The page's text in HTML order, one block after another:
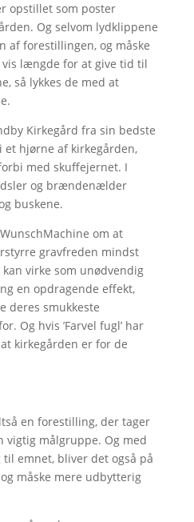
opstillet som poster
Og selvom lydklippene
af forestillingen, og måske
længde for at give tid til
så lykkes de med at
Kirkegård fra sin bedste
et hjørne af kirkegården,
med skuffejernet. I
og brændenælder
buskene.
om at
gravfreden mindst
virke som unødvendig
en opdragende effekt,
deres smukkeste
Og hvis ’Farvel fugl’ har
kirkegården er for de
en forestilling, der tager
vigtig målgruppe. Og med
emnet, bliver det også på
måske mere udbytterig